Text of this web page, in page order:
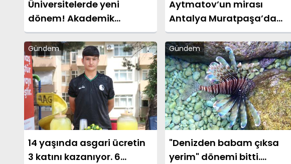
Üniversitelerde yeni
dönem! Akademik
sahtekârlığa hapis,
öğrencilere dönüş yolu
Aytmatov’un mirası
Antalya Muratpaşa’da
büyüyor
Gündem
14 yaşında asgari ücretin
3 katını kazanıyor. 6
Gündem
"Denizden babam çıksa
yerim" dönemi bitti.